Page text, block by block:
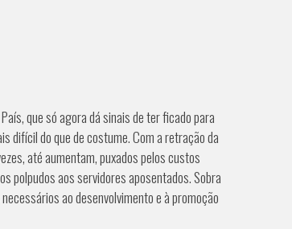
que só agora dá sinais de ter ficado para
difícil do que de costume. Com a retração da
até aumentam, puxados pelos custos
polpudos aos servidores aposentados. Sobra
ao desenvolvimento e à promoção